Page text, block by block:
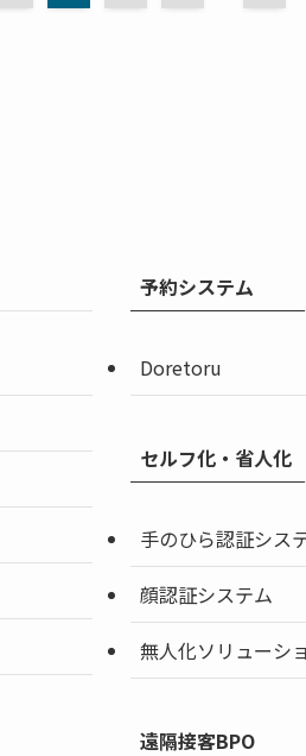
予約システム
Doretoru
セルフ化・省人化
手のひら認証シス
顔認証システム
無人化ソリューシ
遠隔接客BPO